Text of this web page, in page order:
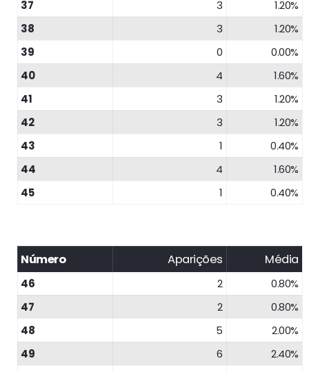
37
3
1.20%
38
3
1.20%
39
0
0.00%
40
4
1.60%
41
3
1.20%
42
3
1.20%
43
1
0.40%
44
4
1.60%
45
1 0.40%
Número Aparições Média
46 2
0.80%
47
2
0.80%
48
5
2.00%
49
6
2.40%